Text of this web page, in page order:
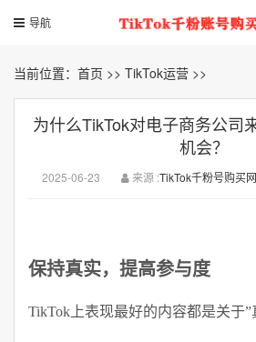
导航
当前位置： 首页 >> TikTok运营 >>
为什么TikTok对电子商务公司
机会？
2025-06-23 来源 :TikTok千粉号购买
保持真实，提高参与度
TikTok上表现最好的内容都是关于”